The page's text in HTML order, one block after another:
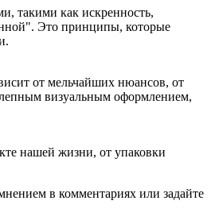
такими как искренность,
Это принципы, которые
от мельчайших нюансов, от
визуальным оформлением,
нашей жизни, от упаковки
в комментариях или задайте